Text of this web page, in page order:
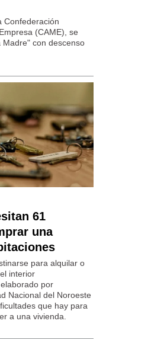
Confederación
(CAME), se
con descenso
61
una
para alquilar o
interior
por
Nacional del Noroeste
que hay para
a una vivienda.